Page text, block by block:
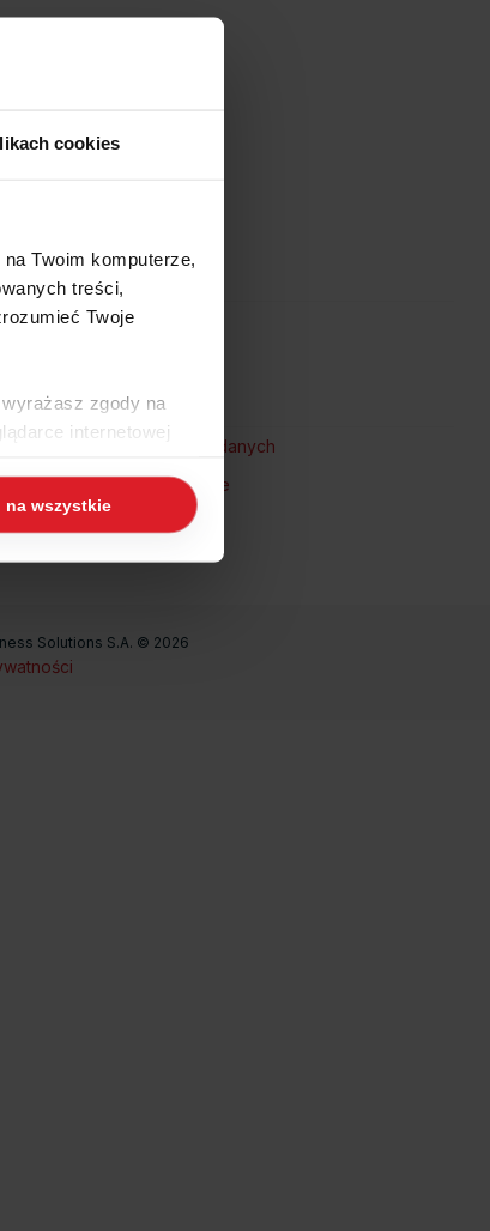
cookies
Twoim komputerze,
treści,
Twoje
zgody na
internetowej
na wszystkie
Przesyłanie bazy danych
Moduły dodatkowe
Solutions S.A. © 2026